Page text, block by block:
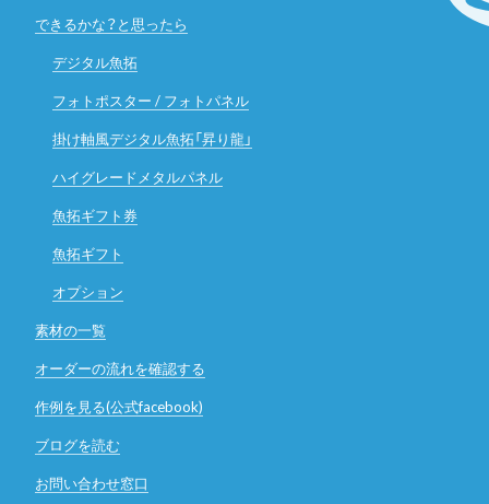
できるかな？と思ったら
デジタル魚拓
フォトポスター / フォトパネル
掛け軸風デジタル魚拓「昇り龍」
ハイグレードメタルパネル
魚拓ギフト券
魚拓ギフト
オプション
素材の一覧
オーダーの流れを確認する
作例を見る(公式facebook)
ブログを読む
お問い合わせ窓口